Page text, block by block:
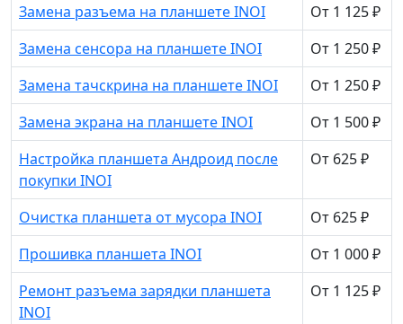
Замена разъема на планшете INOI
От 1 125 ₽
Замена сенсора на планшете INOI
От 1 250 ₽
Замена тачскрина на планшете INOI
От 1 250 ₽
Замена экрана на планшете INOI
От 1 500 ₽
Настройка планшета Андроид после
покупки INOI
От 625 ₽
Очистка планшета от мусора INOI
От 625 ₽
Прошивка планшета INOI
От 1 000 ₽
Ремонт разъема зарядки планшета
INOI
От 1 125 ₽